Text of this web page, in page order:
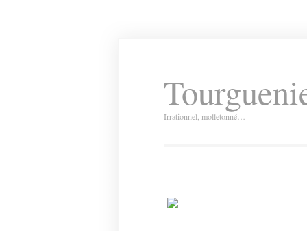
Irrationnel, molletonné…